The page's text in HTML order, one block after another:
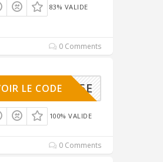
83% VALIDE
0 Comments
NWS5E
LE CODE
100% VALIDE
0 Comments